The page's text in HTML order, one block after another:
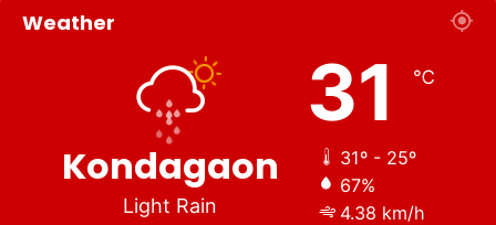
Weather
Kondagaon
Light Rain
31 ℃
31º - 25º
67%
4.38 km/h